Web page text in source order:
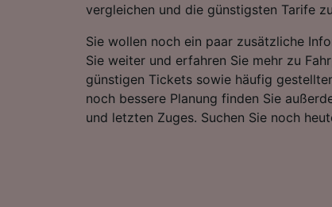
vergleichen und die günstigsten Tarife
Sie wollen noch ein paar zusätzliche
Sie weiter und erfahren Sie mehr zu
günstigen Tickets sowie häufig
noch bessere Planung finden Sie
und letzten Zuges. Suchen Sie noch